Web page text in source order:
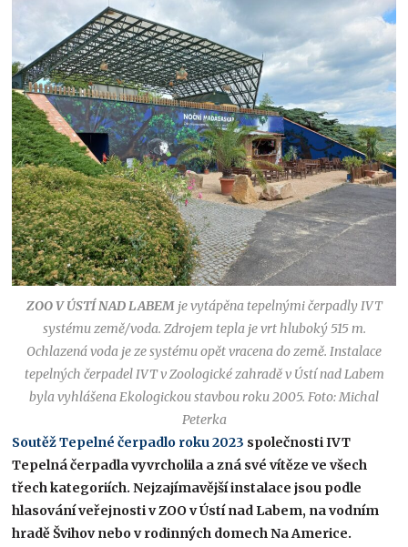
ZOO V ÚSTÍ NAD LABEMje vytápěna tepelnými čerpadly IVT
systému země/voda. Zdrojem tepla je vrt hluboký 515 m.
Ochlazená voda je ze systému opět vracena do země. Instalace
tepelných čerpadel IVT v Zoologické zahradě v Ústí nad Labem
byla vyhlášena Ekologickou stavbou roku 2005. Foto: Michal
Peterka
Soutěž Tepelné čerpadlo roku 2023 společnosti IVT
Tepelná čerpadla vyvrcholila a zná své vítěze ve všech
třech kategoriích. Nejzajímavější instalace jsou podle
hlasování veřejnosti v ZOO v Ústí nad Labem, na vodním
hradě Švihov nebo v rodinných domech Na Americe.